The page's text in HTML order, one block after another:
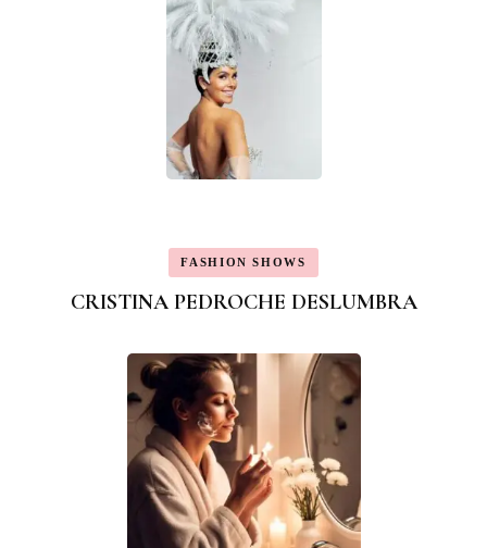
FASHION SHOWS
CRISTINA PEDROCHE DESLUMBRA